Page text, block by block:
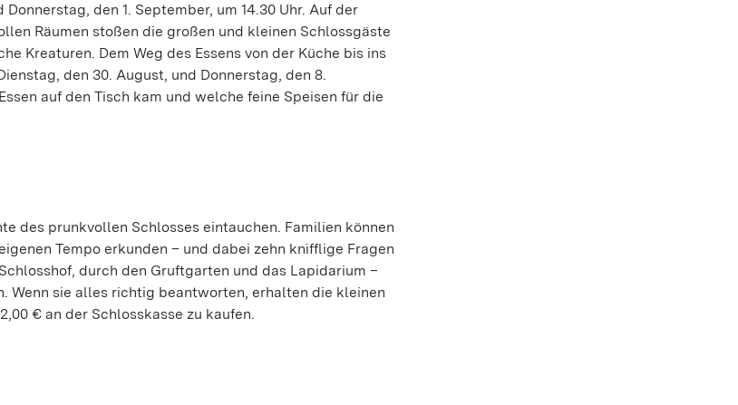
den 1. September, um 14.30 Uhr. Auf der
Räumen stoßen die großen und kleinen Schlossgäste
Kreaturen. Dem Weg des Essens von der Küche bis ins
den 30. August, und Donnerstag, den 8.
auf den Tisch kam und welche feine Speisen für die
des prunkvollen Schlosses eintauchen. Familien können
Tempo erkunden – und dabei zehn knifflige Fragen
durch den Gruftgarten und das Lapidarium –
Wenn sie alles richtig beantworten, erhalten die kleinen
€ an der Schlosskasse zu kaufen.